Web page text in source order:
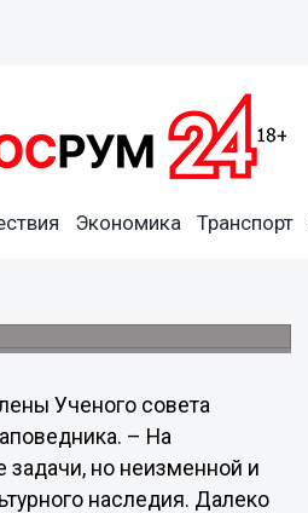
Экономика Транспорт
помощью в
Ученого совета
– На
но неизменной и
наследия. Далеко